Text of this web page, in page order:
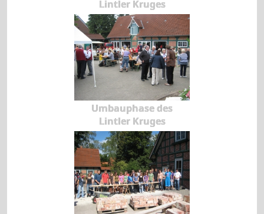
Lintler Kruges
Umbauphase des
Lintler Kruges